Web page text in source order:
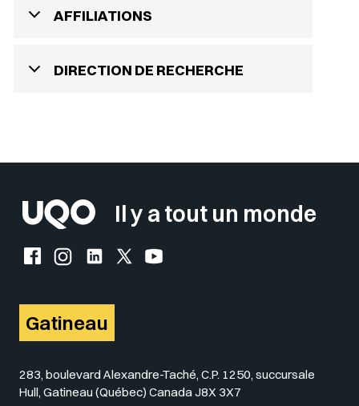
AFFILIATIONS
DIRECTION DE RECHERCHE
Il y a tout un monde
Facebook de l'UQO
Instagram de l'UQO
LinkedIn de l'UQO
X (Twitter) de l'UQO
YouTube de l'UQO
Gatineau
283, boulevard Alexandre-Taché, C.P. 1250, succursale
Hull, Gatineau (Québec) Canada J8X 3X7